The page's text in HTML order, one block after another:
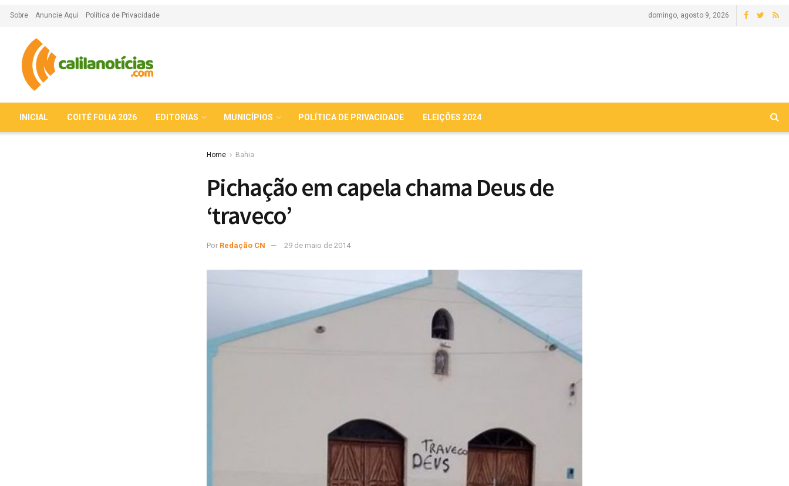
Sobre Anuncie Aqui Política de Privacidade domingo, agosto 9, 2026
INICIAL COITÉ FOLIA 2026 EDITORIAS MUNICÍPIOS POLÍTICA DE PRIVACIDADE ELEIÇÕES 2024
Home Bahia
Pichação em capela chama Deus de
‘traveco’
Por Redação CN 29 de maio de 2014